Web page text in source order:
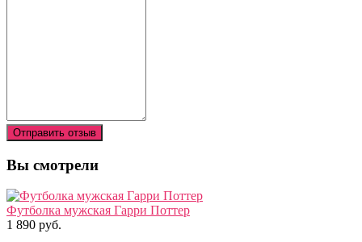
Отправить отзыв
Вы смотрели
Футболка мужская Гарри Поттер
1 890 руб.